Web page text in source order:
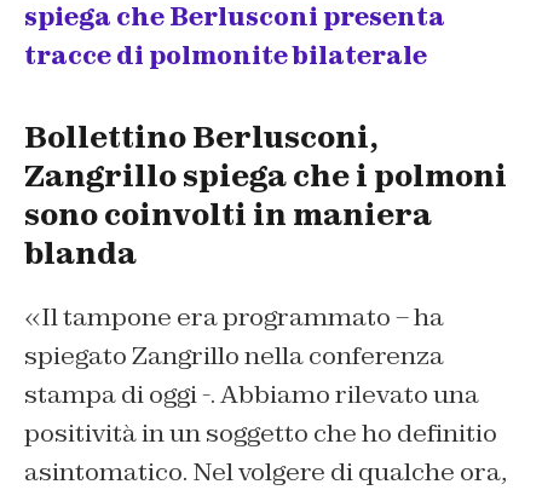
spiega che Berlusconi presenta
tracce di polmonite bilaterale
Bollettino Berlusconi,
Zangrillo spiega che i polmoni
sono coinvolti in maniera
blanda
«Il tampone era programmato – ha
spiegato Zangrillo nella conferenza
stampa di oggi -. Abbiamo rilevato una
positività in un soggetto che ho definitio
asintomatico. Nel volgere di qualche ora,